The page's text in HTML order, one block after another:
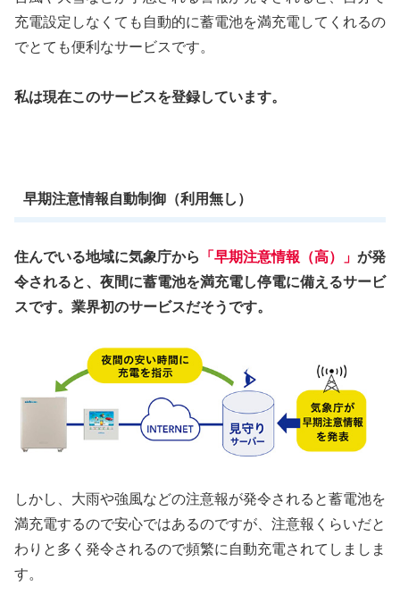
充電設定しなくても自動的に蓄電池を満充電してくれるの
でとても便利なサービスです。
私は現在このサービスを登録しています。
早期注意情報自動制御（利用無し）
住んでいる地域に気象庁から 「早期注意情報（高）」 が発
令されると、夜間に蓄電池を満充電し停電に備えるサービ
スです。業界初のサービスだそうです。
しかし、大雨や強風などの注意報が発令されると蓄電池を
満充電するので安心ではあるのですが、注意報くらいだと
わりと多く発令されるので頻繁に自動充電されてしましま
す。